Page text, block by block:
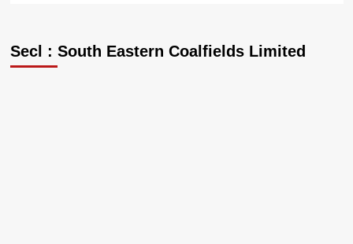
Secl : South Eastern Coalfields Limited